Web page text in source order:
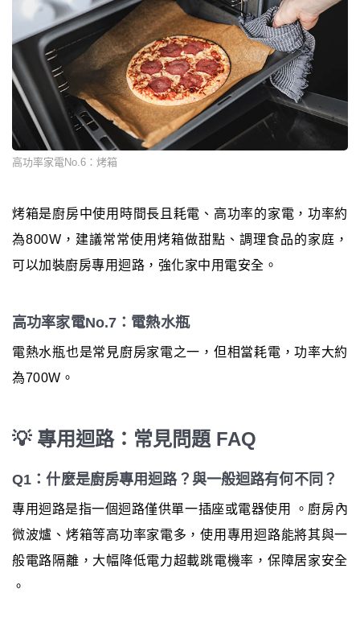
高功率家電No.6：烤箱
烤箱是廚房中使用時間長且耗電、高功率的家電，功率約
為800W，建議常常使用烤箱做甜點、調理食品的家庭，
可以加裝廚房專用迴路，強化家中用電安全。
高功率家電No.7：電熱水瓶
電熱水瓶也是常見廚房家電之一，但相當耗電，功率大約
為700W。
💡 專用迴路：常見問題 FAQ
Q1：什麼是廚房專用迴路？與一般迴路有何不同？
專用迴路是指一個迴路僅供單一插座或電器使用 。廚房內
微波爐、烤箱等高功率家電多，使用專用迴路能將其與一
般電路隔離，大幅降低電力超載跳電機率，保障居家安全
。